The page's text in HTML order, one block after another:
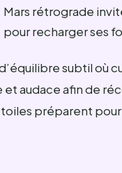
Mars rétrograde
pour recharger ses
subtil où
audace afin de
préparent